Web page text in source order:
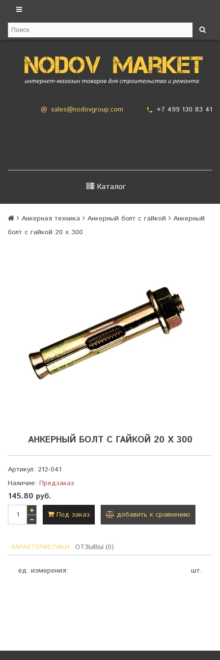
@ sales@nodovgroup.com +7 499 130 83 41
Каталог
Анкерная техника Анкерный болт с гайкой
Анкерный
болт с гайкой 20 х 300
АНКЕРНЫЙ БОЛТ С ГАЙКОЙ 20 Х 300
Артикул: 212-041
Наличие: Предзаказ
145.80 руб.
Под заказ добавить к сравнению
ХАРАКТЕРИСТИКИ ОТЗЫВЫ (0)
ед. измерения: шт.